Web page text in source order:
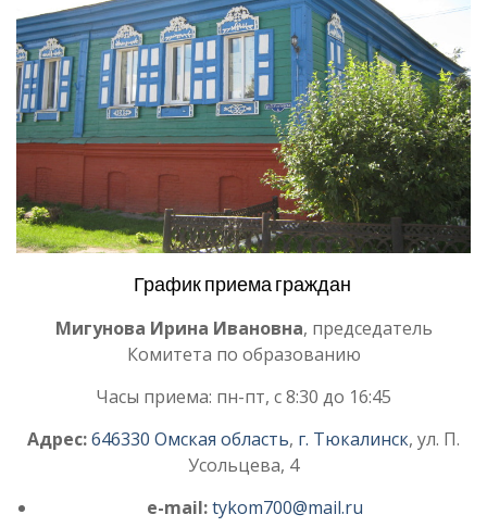
График приема граждан
Мигунова Ирина Ивановна, председатель
Комитета по образованию
Часы приема: пн-пт, с 8:30 до 16:45
Адрес:646330 Омская область, г. Тюкалинск, ул. П.
Усольцева, 4
e-mail: tykom700@mail.ru